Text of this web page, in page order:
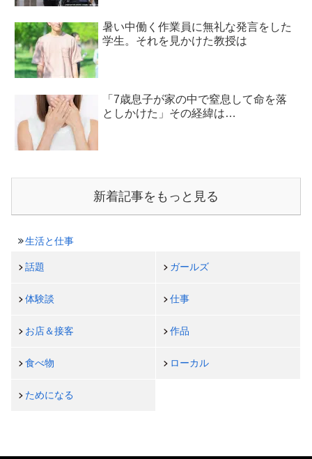
暑い中働く作業員に無礼な発言をした
学生。それを見かけた教授は
「7歳息子が家の中で窒息して命を落
としかけた」その経緯は…
新着記事をもっと見る
生活と仕事
話題 ガールズ
体験談 仕事
お店＆接客 作品
食べ物 ローカル
ためになる